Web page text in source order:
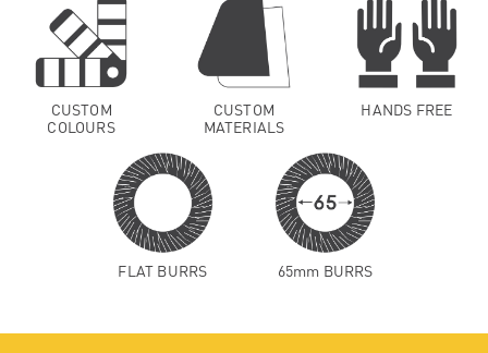
CUSTOM
COLOURS
CUSTOM
MATERIALS
HANDS FREE
FLAT BURRS 65mm BURRS